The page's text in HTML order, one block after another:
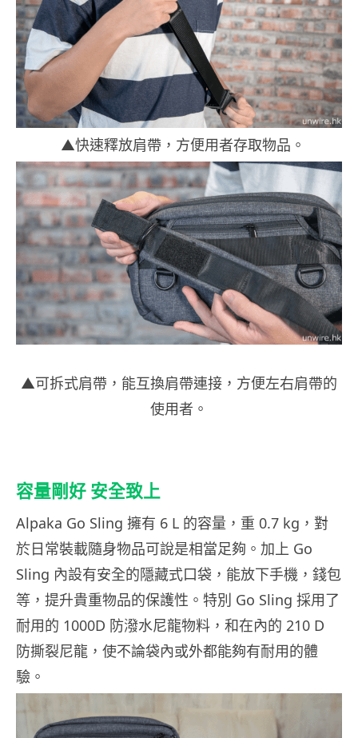
▲快速釋放肩帶，方便用者存取物品。
▲可拆式肩帶，能互換肩帶連接，方便左右肩帶的
使用者。
容量剛好 安全致上
Alpaka Go Sling 擁有 6 L 的容量，重 0.7 kg，對
於日常裝載隨身物品可說是相當足夠。加上 Go
Sling 內設有安全的隱藏式口袋，能放下手機，錢包
等，提升貴重物品的保護性。特別 Go Sling 採用了
耐用的 1000D 防潑水尼龍物料，和在內的 210 D
防撕裂尼龍，使不論袋內或外都能夠有耐用的體
驗。